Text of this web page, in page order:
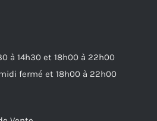
à 14h30 et 18h00 à 22h00
fermé et 18h00 à 22h00